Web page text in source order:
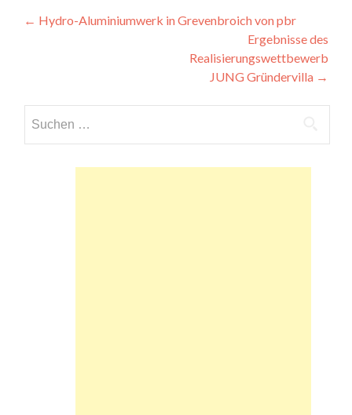
Beitragsnavigation
← Hydro-Aluminiumwerk in Grevenbroich von pbr
Ergebnisse des
Realisierungswettbewerb
JUNG Gründervilla →
nach: